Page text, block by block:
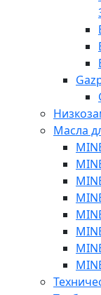
Масла